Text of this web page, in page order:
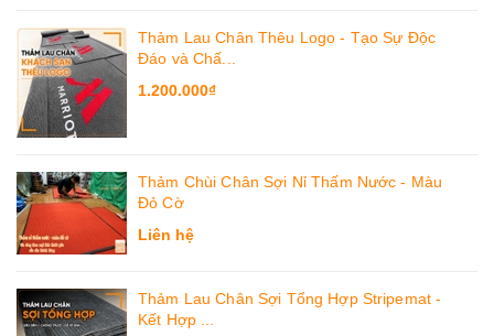
Thảm Lau Chân Thêu Logo - Tạo Sự Độc
Đáo và Chấ...
1.200.000₫
Thảm Chùi Chân Sợi Nỉ Thấm Nước - Màu
Đỏ Cờ
Liên hệ
Thảm Lau Chân Sợi Tổng Hợp Stripemat -
Kết Hợp ...